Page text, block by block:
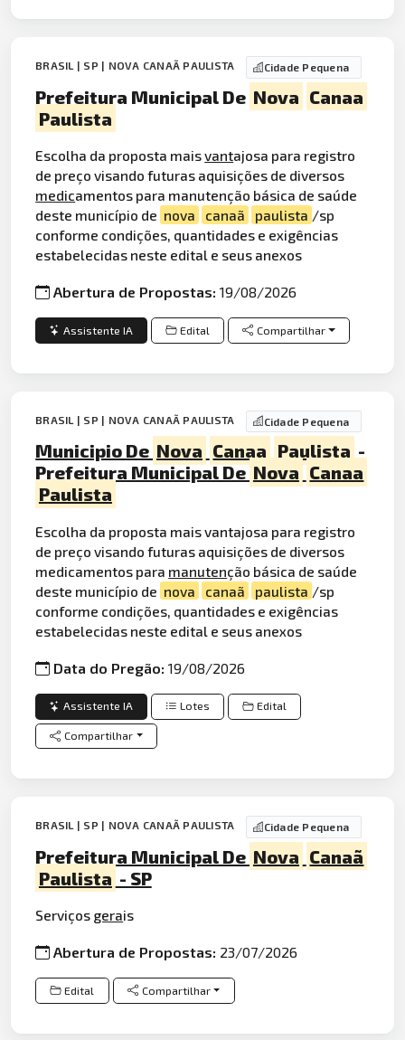
BRASIL | SP | NOVA CANAÃ PAULISTA Cidade Pequena
Prefeitura Municipal De Nova Canaa
Paulista
Escolha da proposta maisvantajosa para registro
de preço visando futuras aquisições de diversos
medicamentos para manutenção básica de saúde
deste município de nova canaã paulista /sp
conforme condições, quantidades e exigências
estabelecidas neste edital e seus anexos
Abertura de Propostas:19/08/2026
Assistente IA Edital Compartilhar
BRASIL | SP | NOVA CANAÃ PAULISTA Cidade Pequena
Municipio De Nova Canaa Paulista -
Prefeitura Municipal De Nova Canaa
Paulista
Escolha da proposta mais vantajosa para registro
de preço visando futuras aquisições de diversos
medicamentos para manutenção básica de saúde
deste município de nova canaã paulista /sp
conforme condições, quantidades e exigências
estabelecidas neste edital e seus anexos
Data do Pregão:19/08/2026
Assistente IA Lotes Edital
Compartilhar
BRASIL | SP | NOVA CANAÃ PAULISTA Cidade Pequena
Prefeitura Municipal De Nova Canaã
Paulista - SP
Serviços gerais
Abertura de Propostas: 23/07/2026
Edital Compartilhar